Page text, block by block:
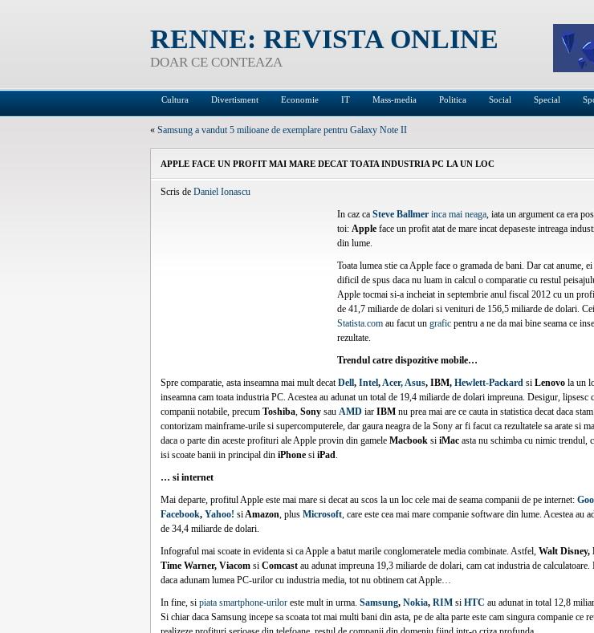
RENNE: REVISTA ONLINE
DOAR CE CONTEAZA
Cultura Divertisment Economie IT Mass-media Politica Social Special
« Samsung a vandut 5 milioane de exemplare pentru Galaxy Note II
APPLE FACE UN PROFIT MAI MARE DECAT TOATA INDUSTRIA PC LA UN LOC
Scris de Daniel Ionascu
In caz ca Steve Ballmer inca mai neaga, iata un argument ca era
toi: Apple face un profit atat de mare incat depaseste intreaga
din lume.
Toata lumea stie ca Apple face o gramada de bani. Dar cat anume, ei
dificil de spus daca nu luam in calcul o comparatie cu restul
Apple tocmai si-a incheiat in septembrie anul fiscal 2012 cu un
de 41,7 miliarde de dolari si venituri de 156,5 miliarde de dolari.
Statista.com au facut un grafic pentru a ne da mai bine seama ce
rezultate.
Trendul catre dispozitive mobile…
Spre comparatie, asta inseamna mai mult decatDell, Intel,Acer, Asus, IBM, Hewlett-Packard si Lenovo la un
inseamna cam toata industria PC. Acestea au adunat un total de 19,4 miliarde de dolari impreuna. Desigur, lipsesc
companii notabile, precum Toshiba, Sony sau AMD iar IBM nu prea mai are ce cauta in statistica decat daca
contorizam mainframe-urile si supercomputerele, dar gaura neagra de la Sony ar fi facut ca rezultatele sa arate si
daca o parte din aceste profituri ale Apple provin din gamele Macbook si iMac asta nu schimba cu nimic trendul,
isi scoate banii in principal din iPhone si iPad.
… si internet
Mai departe, profitul Apple este mai mare si decat au scos la un loc cele mai de seama companii de pe internet:
Facebook, Yahoo! siAmazon, plus Microsoft, care este cea mai mare companie software din lume. Acestea au
de 34,4 miliarde de dolari.
Infograful mai scoate in evidenta si ca Apple a batut marile conglomeratele media combinate. Astfel, Walt Disney,
Time Warner, Viacom si Comcast au adunat impreuna 19,3 miliarde de dolari, cam cat industria de
daca adunam lumea PC-urilor cu industria media, tot nu obtinem cat Apple…
In fine, si piata smartphone-urilor este mult in urma. Samsung, Nokia, RIM si HTC au adunat in total 12,8
Si chiar daca Samsung incepe sa scoata tot mai multi bani din asta, pe de alta parte este cam singura companie ce